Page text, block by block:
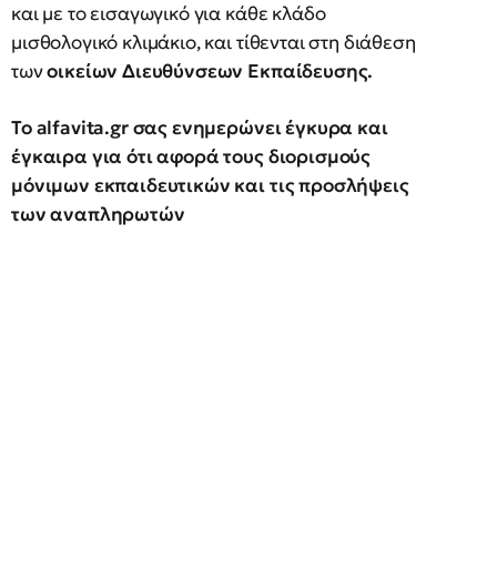
και με το εισαγωγικό για κάθε κλάδο
μισθολογικό κλιμάκιο, και τίθενται στη διάθεση
τωνοικείων Διευθύνσεων Εκπαίδευσης.
Το alfavita.gr σας ενημερώνει έγκυρα και
έγκαιρα για ότι αφορά τους διορισμούς
μόνιμων εκπαιδευτικών και τις προσλήψεις
των αναπληρωτών